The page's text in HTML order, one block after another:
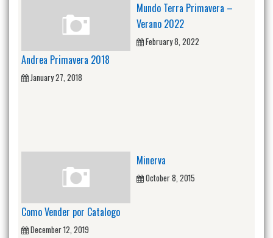
Andrea Primavera 2018
January 27, 2018
Mundo Terra Primavera –
Verano 2022
February 8, 2022
Como Vender por Catalogo
December 12, 2019
Minerva
October 8, 2015